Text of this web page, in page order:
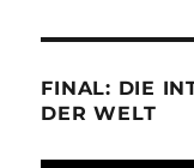
FINAL: DIE
DER WELT